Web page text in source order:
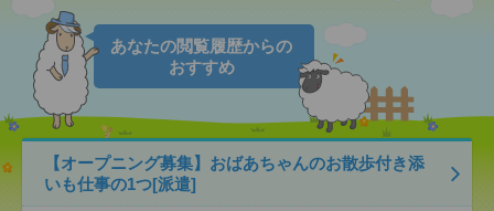
あなたの閲覧履歴からの
おすすめ
【オープニング募集】おばあちゃんのお散歩付き添
いも仕事の1つ[派遣]